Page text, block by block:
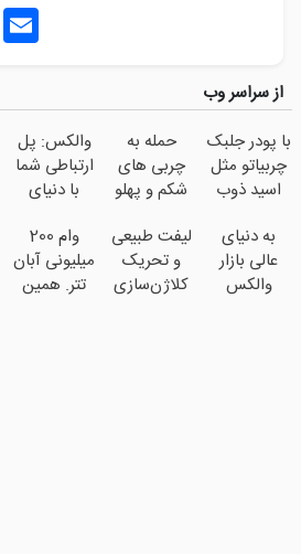
Email
از سراسر وب
با پودر جلبک
چربیاتو مثل
اسید ذوب
تا امشب)
حمله به
چربی های
شکم و پهلو
قوی(پودرجلبک
سبز45%تخفیف)
والکس: پل
ارتباطی شما
با دنیای
دیجیتال
به دنیای
عالی بازار
والکس
لیفت طبیعی
و تحریک
کلاژن‌سازی
وام 200
میلیونی آبان
تتر. همین